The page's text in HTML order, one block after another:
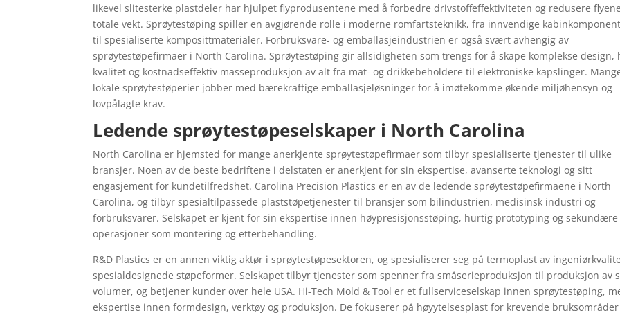
likevel slitesterke plastdeler har hjulpet flyprodusentene med å forbedre drivstoffeffektiviteten og redusere
totale vekt. Sprøytestøping spiller en avgjørende rolle i moderne romfartsteknikk, fra innvendige
til spesialiserte komposittmaterialer. Forbruksvare- og emballasjeindustrien er også svært avhengig av
sprøytestøpefirmaer i North Carolina. Sprøytestøping gir allsidigheten som trengs for å skape komplekse design,
kvalitet og kostnadseffektiv masseproduksjon av alt fra mat- og drikkebeholdere til elektroniske kapslinger.
lokale sprøytestøperier jobber med bærekraftige emballasjeløsninger for å imøtekomme økende miljøhensyn og
lovpålagte krav.
Ledende sprøytestøpeselskaper i North Carolina
North Carolina er hjemsted for mange anerkjente sprøytestøpefirmaer som tilbyr spesialiserte tjenester til ulike
bransjer. Noen av de beste bedriftene i delstaten er anerkjent for sin ekspertise, avanserte teknologi og sitt
engasjement for kundetilfredshet. Carolina Precision Plastics er en av de ledende sprøytestøpefirmaene i North
Carolina, og tilbyr spesialtilpassede plaststøpetjenester til bransjer som bilindustrien, medisinsk industri og
forbruksvarer. Selskapet er kjent for sin ekspertise innen høypresisjonsstøping, hurtig prototyping og sekundære
operasjoner som montering og etterbehandling.
R&D Plastics er en annen viktig aktør i sprøytestøpesektoren, og spesialiserer seg på termoplast av
spesialdesignede støpeformer. Selskapet tilbyr tjenester som spenner fra småserieproduksjon til produksjon av
volumer, og betjener kunder over hele USA. Hi-Tech Mold & Tool er et fullserviceselskap innen sprøytestøping,
ekspertise innen formdesign, verktøy og produksjon. De fokuserer på høyytelsesplast for krevende bruksområder